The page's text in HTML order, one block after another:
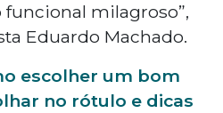
milagroso”,
Eduardo Machado.
escolher um bom
no rótulo e dicas